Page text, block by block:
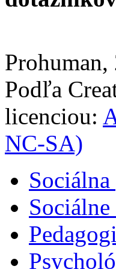
Podľa
licenciou:
NC-SA)
Sociálna